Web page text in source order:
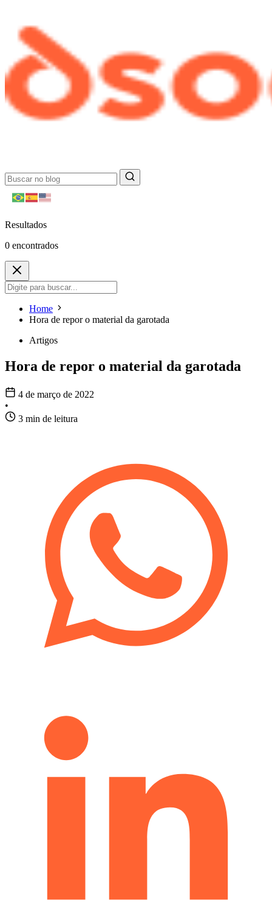
Resultados
0 encontrados
Home
Hora de repor o material da garotada
Artigos
Hora de repor o material da garotada
4 de março de 2022
•
3 min de leitura